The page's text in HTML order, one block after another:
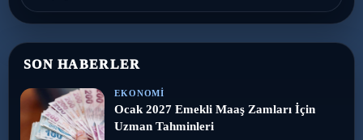
SON HABERLER
EKONOMI
Ocak 2027 Emekli Maaş Zamları İçin
Uzman Tahminleri